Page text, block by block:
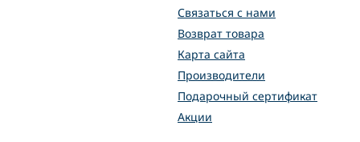
Связаться с нами
Возврат товара
Карта сайта
Производители
Подарочный сертификат
Акции